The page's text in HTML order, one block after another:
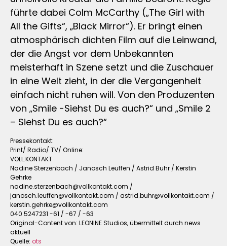
führte dabei Colm McCarthy („The Girl with
All the Gifts“, „Black Mirror“). Er bringt einen
atmosphärisch dichten Film auf die Leinwand,
der die Angst vor dem Unbekannten
meisterhaft in Szene setzt und die Zuschauer
in eine Welt zieht, in der die Vergangenheit
einfach nicht ruhen will. Von den Produzenten
von „Smile -Siehst Du es auch?“ und „Smile 2
– Siehst Du es auch?“
Pressekontakt:
Print/ Radio/ TV/ Online:
VOLL:KONTAKT
Nadine Sterzenbach / Janosch Leuffen / Astrid Buhr / Kerstin
Gehrke
nadine.sterzenbach@vollkontakt.com /
janosch.leuffen@vollkontakt.com / astrid.buhr@vollkontakt.com /
kerstin.gehrke@vollkontakt.com
040 5247231 -61 / -67 / -63
Original-Content von: LEONINE Studios, übermittelt durch news
aktuell
Quelle: ots